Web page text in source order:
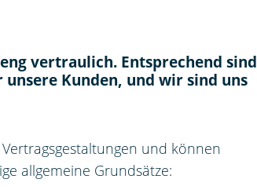
vertraulich. Entsprechend sind
Kunden, und wir sind uns
und können
allgemeine Grundsätze: